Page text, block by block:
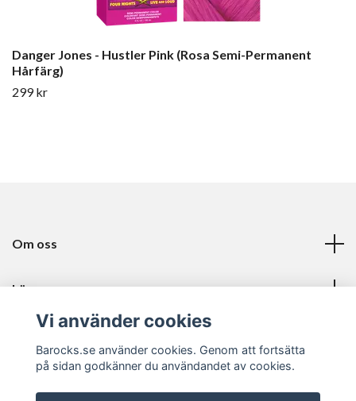
Danger Jones - Hustler Pink (Rosa Semi-Permanent
Hårfärg)
299 kr
Om oss
Läs mer
Vi använder cookies
Barocks.se använder cookies. Genom att fortsätta
på sidan godkänner du användandet av cookies.